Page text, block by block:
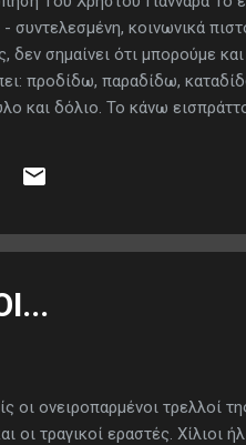
- συντελεσμένη, κοινωνικά
δεν σημαίνει ότι μπορούμε
προδίδω, παραδίδω,
και δόλιο. Το κάνω
αυτοσεβασμό και
οι ονειροπαρμένοι τρελλοί
οι τραγικοί εραστές. Χίλιοι